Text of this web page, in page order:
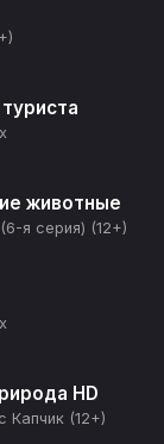
животные
я серия) (12+)
HD
Капчик (12+)